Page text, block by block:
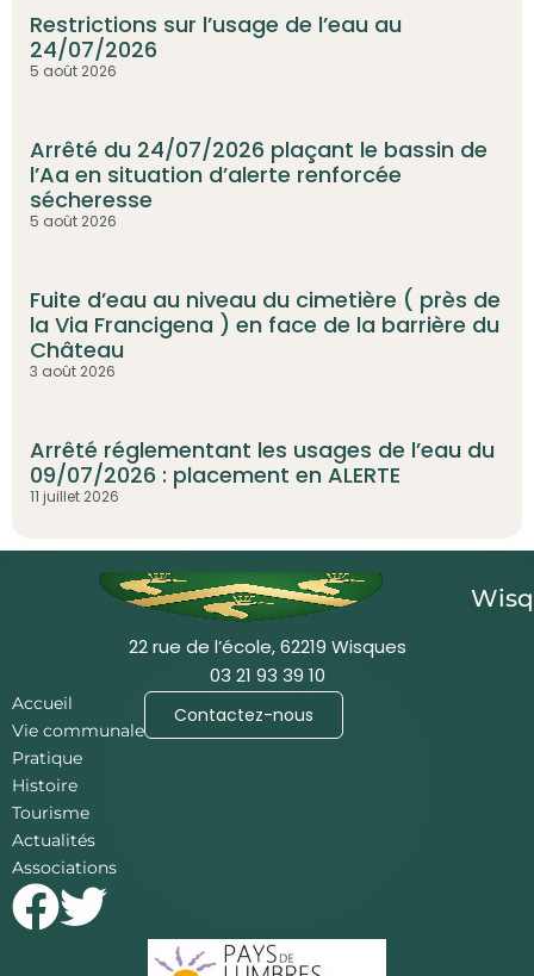
Restrictions sur l’usage de l’eau au
24/07/2026
5 août 2026
Arrêté du 24/07/2026 plaçant le bassin de
l’Aa en situation d’alerte renforcée
sécheresse
5 août 2026
Fuite d’eau au niveau du cimetière ( près de
la Via Francigena ) en face de la barrière du
Château
3 août 2026
Arrêté réglementant les usages de l’eau du
09/07/2026 : placement en ALERTE
11 juillet 2026
22 rue de l’école, 62219 Wisques
03 21 93 39 10
Accueil
Vie communale
Pratique
Histoire
Tourisme
Actualités
Associations
Contactez-nous